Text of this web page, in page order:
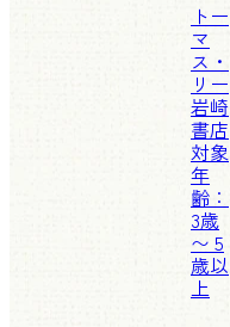
トー
マ
ス・
リー
岩崎
書店
対象
年
齢：
3歳
〜 5
歳以
上